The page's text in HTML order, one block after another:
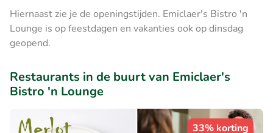
Hiernaast zie je de openingstijden. Emiclaer's Bistro 'n
Lounge is op feestdagen en vakanties ook op dinsdag
geopend.
Restaurants in de buurt van Emiclaer's
Bistro 'n Lounge
33% korting